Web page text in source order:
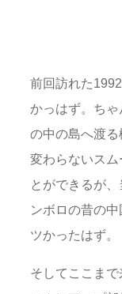
前回訪れた
かっはず。ち
の中の島へ渡
変わらないス
とができるが
ンボロの昔の
ツかったはず。
そしてここま